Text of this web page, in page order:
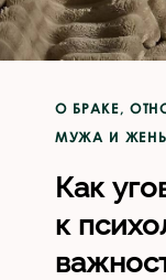
О БРАКЕ,
МУЖА И
Как
к